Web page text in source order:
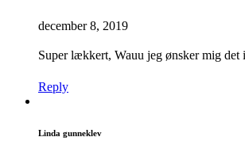
december 8, 2019
Super lækkert, Wauu jeg ønsker mig
Reply
Linda gunneklev